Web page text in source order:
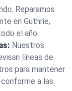
Reparamos
en Guthrie,
el año.
Nuestros
líneas de
para mantener
a las